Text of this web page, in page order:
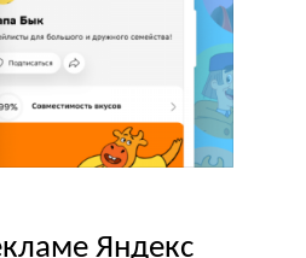
Яндекс